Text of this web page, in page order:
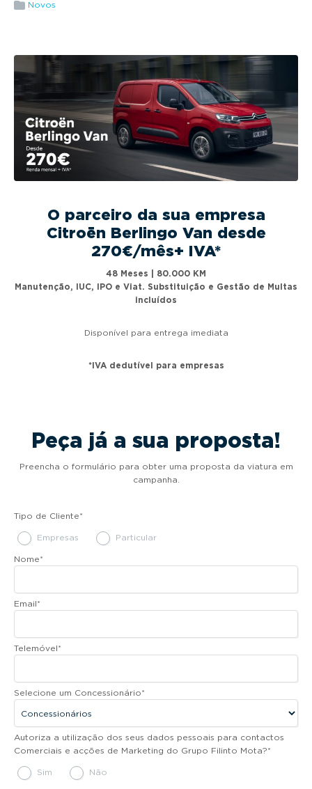
g
i
o
Novos
O parceiro da sua empresa
Citroën Berlingo Van desde
270€/mês+ IVA*
48 Meses | 80.000 KM
Manutenção, IUC, IPO e Viat. Substituição e Gestão de Multas
incluídos
Disponível para entrega imediata
*IVA dedutível para empresas
Peça já a sua proposta!
Preencha o formulário para obter uma proposta da viatura em
campanha.
Tipo de Cliente*
Empresas Particular
Nome*
Email*
Telemóvel*
Selecione um Concessionário*
Autoriza a utilização dos seus dados pessoais para contactos
Comerciais e acções de Marketing do Grupo Filinto Mota?*
Sim Não